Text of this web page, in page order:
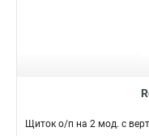
Щиток о/п на 2 мод. с